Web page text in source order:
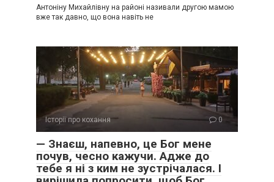
Антоніну Михайлівну на районі називали другою мамою
вже так давно, що вона навіть не
Історії про кохання 0
— Знаєш, напевно, це Бог мене
почув, чесно кажучи. Адже до
тебе я ні з ким не зустрічалася. І